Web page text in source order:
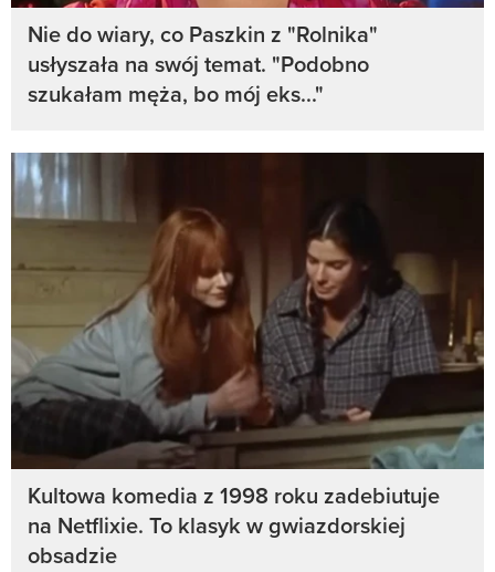
Nie do wiary, co Paszkin z "Rolnika"
usłyszała na swój temat. "Podobno
szukałam męża, bo mój eks..."
Kultowa komedia z 1998 roku zadebiutuje
na Netflixie. To klasyk w gwiazdorskiej
obsadzie